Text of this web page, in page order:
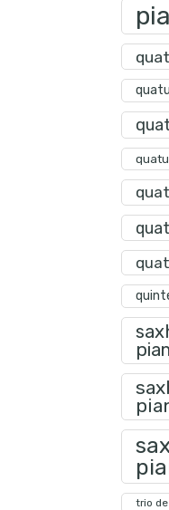
trio